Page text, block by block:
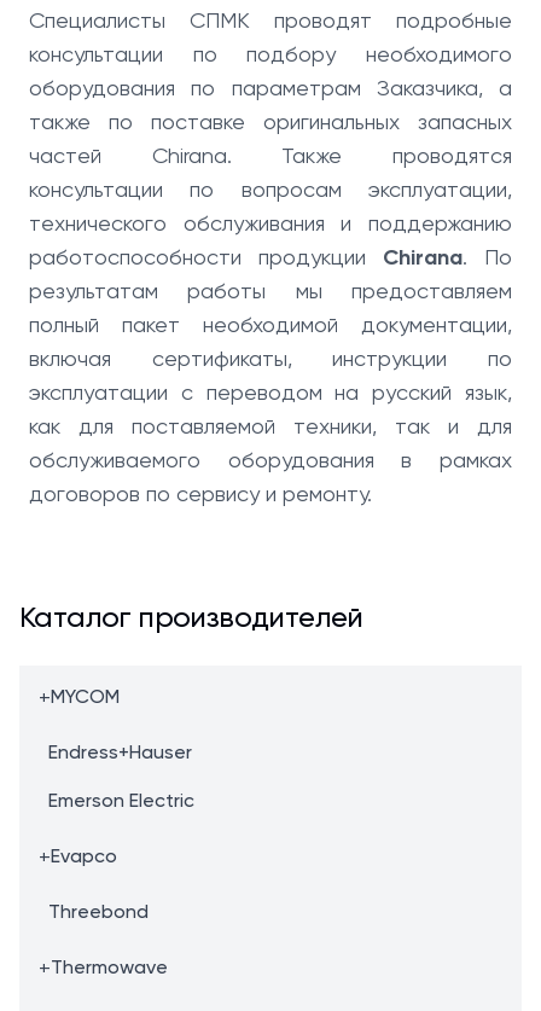
Специалисты СПМК проводят подробные
консультации по подбору необходимого
оборудования по параметрам Заказчика, а
также по поставке оригинальных запасных
частей Chirana. Также проводятся
консультации по вопросам эксплуатации,
технического обслуживания и поддержанию
работоспособности продукции Chirana. По
результатам работы мы предоставляем
полный пакет необходимой документации,
включая сертификаты, инструкции по
эксплуатации с переводом на русский язык,
как для поставляемой техники, так и для
обслуживаемого оборудования в рамках
договоров по сервису и ремонту.
Каталог производителей
+MYCOM
Endress+Hauser
Emerson Electric
+Evapco
Threebond
+Thermowave